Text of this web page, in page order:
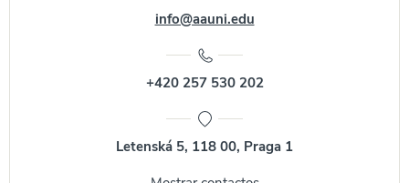
info@aauni.edu
+420 257 530 202
Letenská 5, 118 00, Praga 1